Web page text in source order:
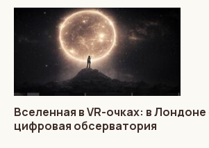
Вселенная в VR-очках: в
цифровая обсерватория